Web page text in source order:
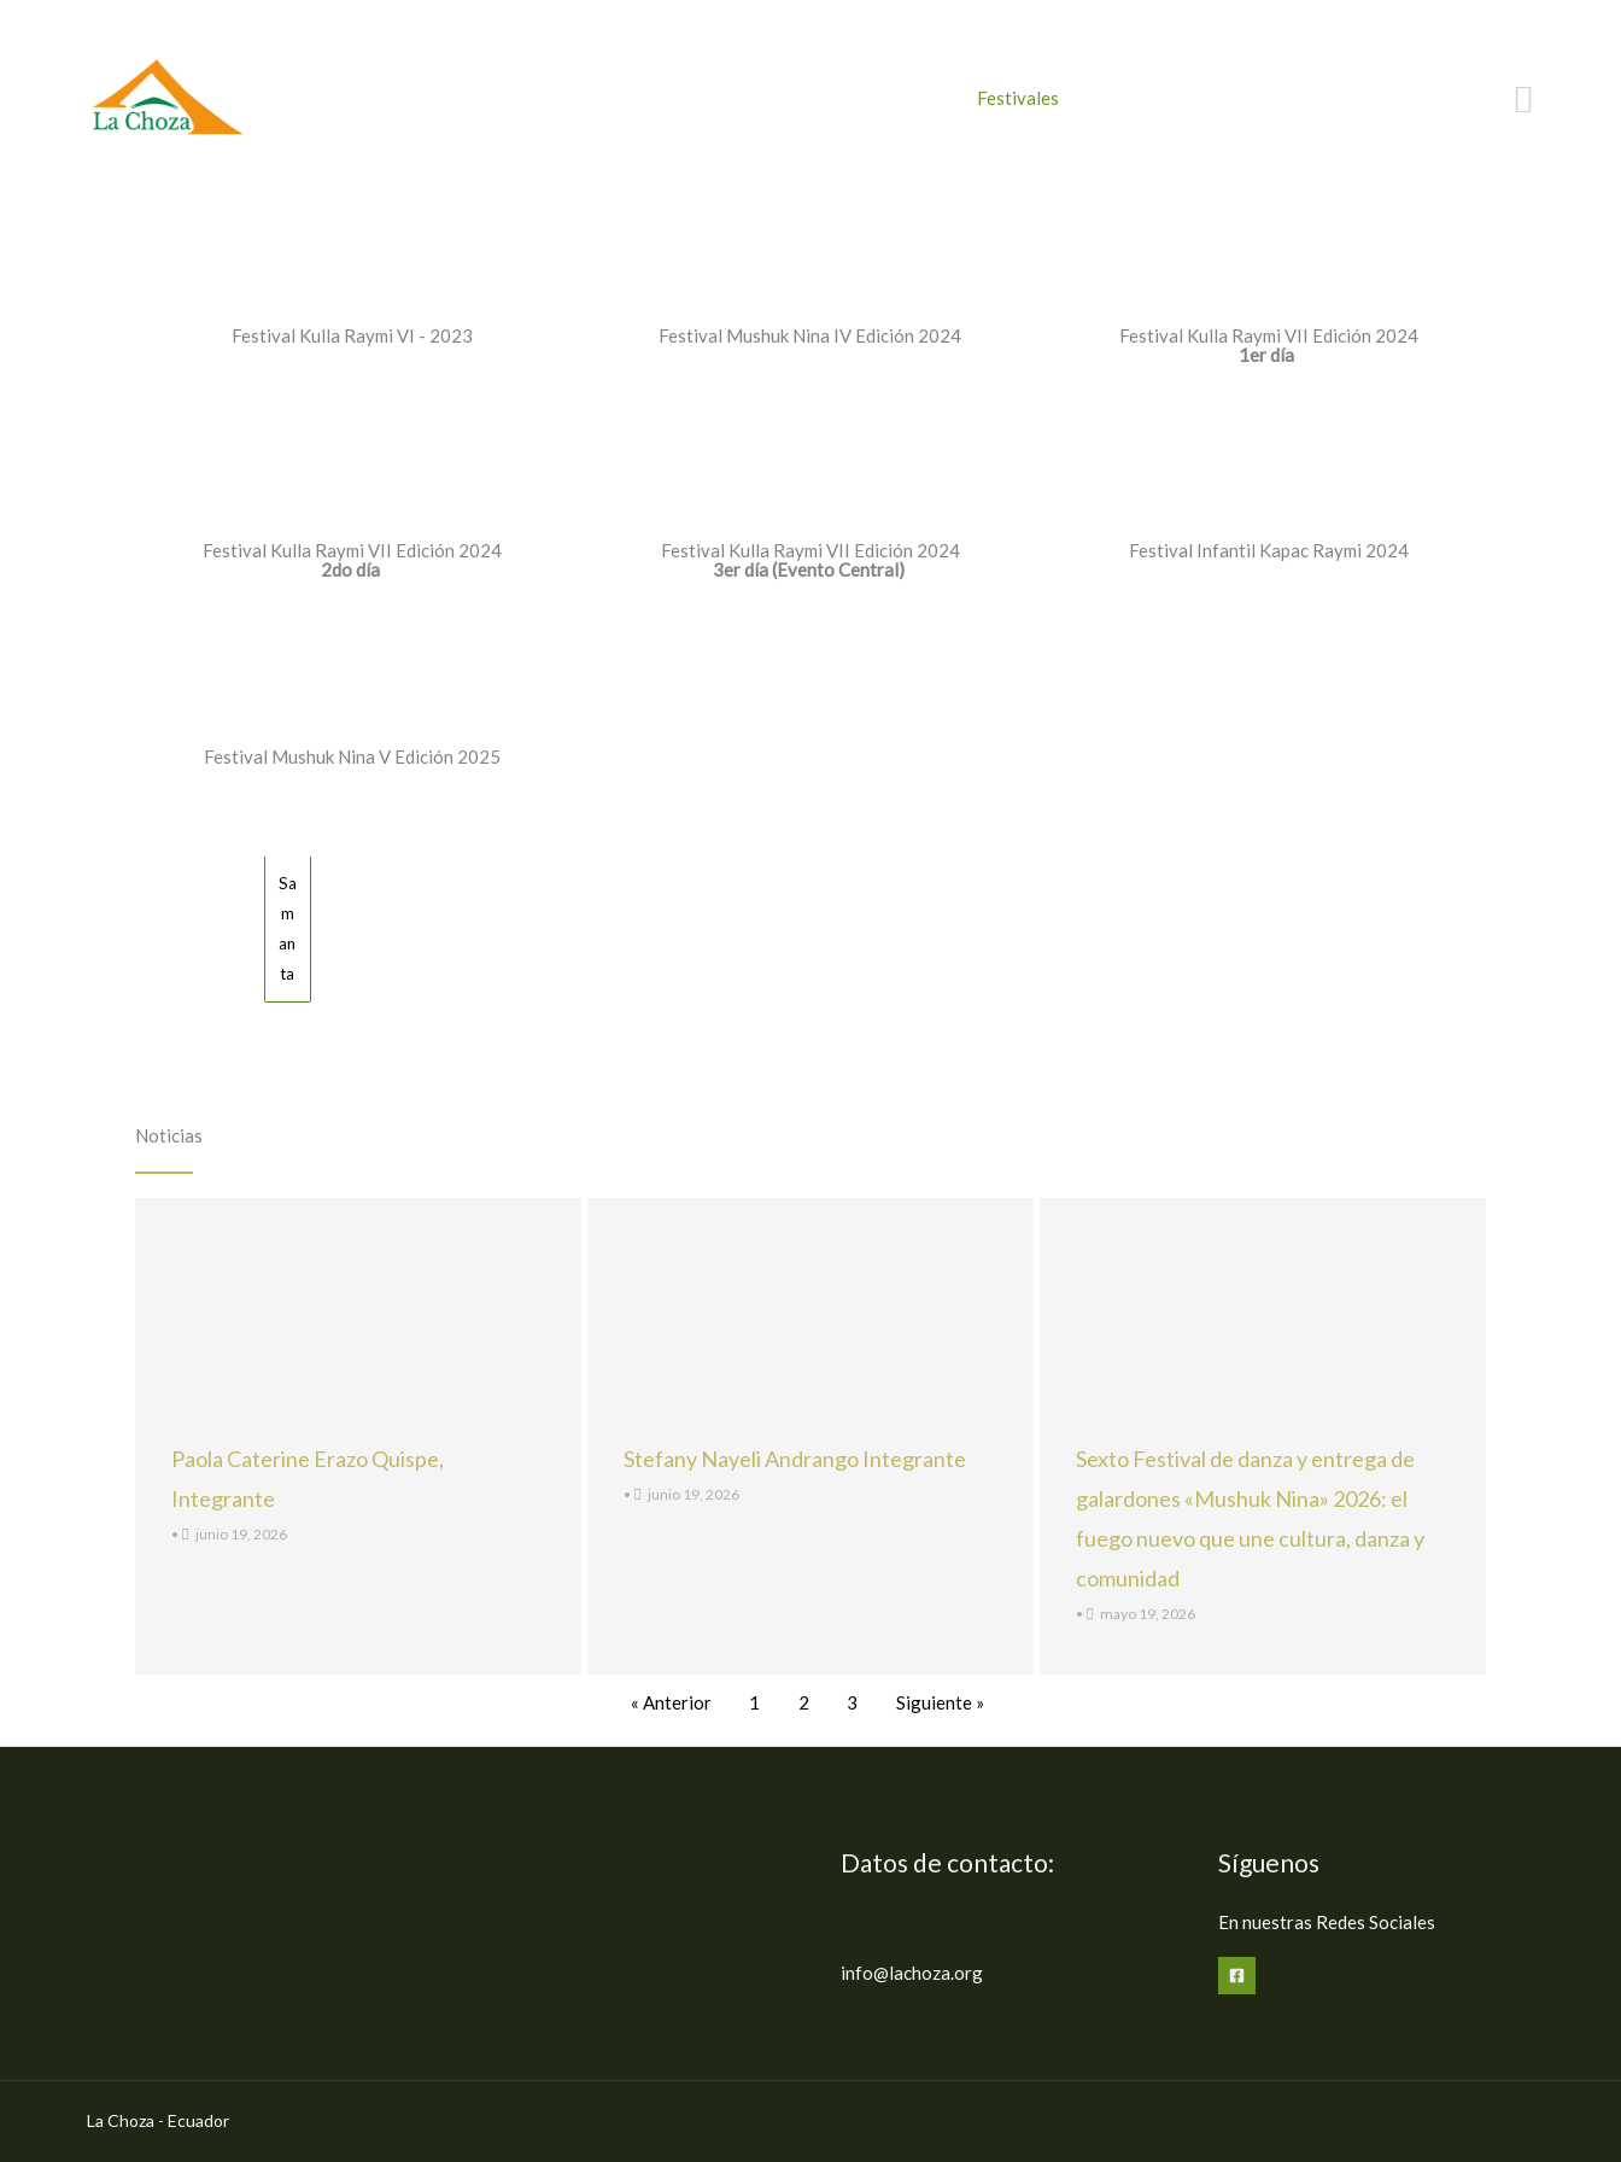
Festivales Buscar
Festival Kulla Raymi VI - 2023 Festival Mushuk Nina IV Edición 2024
Festival Kulla Raymi VII Edición 2024
1er día
Festival Kulla Raymi VII Edición 2024
2do día
Festival Kulla Raymi VII Edición 2024
3er día (Evento Central)
Festival Infantil Kapac Raymi 2024
Festival Mushuk Nina V Edición 2025
Sa
m
an
ta
Noticias
Paola Caterine Erazo Quispe,
Integrante
• junio 19, 2026
Stefany Nayeli Andrango Integrante
• junio 19, 2026
Sexto Festival de danza y entrega de
galardones «Mushuk Nina» 2026: el
fuego nuevo que une cultura, danza y
comunidad
• mayo 19, 2026
« Anterior 1 2 3 Siguiente »
Datos de contacto:
info@lachoza.org
Síguenos
En nuestras Redes Sociales
La Choza - Ecuador